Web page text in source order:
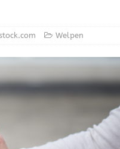
UND DAS
und Junghunde auf
und Katze bei napfcheck-
Besucher on
Welpen